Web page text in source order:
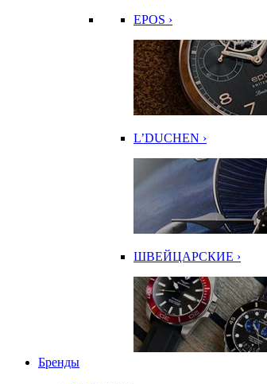
EPOS ›
L’DUCHEN ›
ШВЕЙЦАРСКИЕ ›
Бренды